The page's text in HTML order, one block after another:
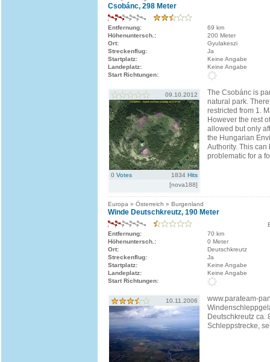
Csobánc, 298 Meter
Entfernung:
69 km
Höhenuntersch.:
200 Meter
Ort:
Gyulakeszi
Streckenflug:
Ja
Startplatz:
Keine Angabe
Landeplatz:
Keine Angabe
Start Richtungen:
09.10.2012
0 Votes 1834 Hits
[nova188]
The Csobánc is
natural park.
restricted from 1.
However the rest
allowed but only
the Hungarian
Authority. This can
problematic for a
Europa » Österreich » Burgenland
Winde Deutschkreutz, 190 Meter
Entfernung:
70 km
Höhenuntersch.:
0 Meter
Ort:
Deutschkreutz
Streckenflug:
Ja
Startplatz:
Keine Angabe
Landeplatz:
Keine Angabe
Start Richtungen:
10.11.2006
www.parateam-
Deutschkreutz ca.
Schleppstrecke,